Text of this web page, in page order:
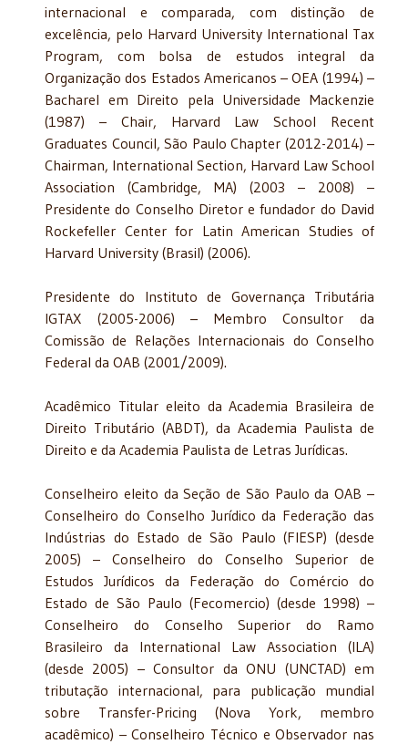
internacional e comparada, com distinção de
excelência, pelo Harvard University International Tax
Program, com bolsa de estudos integral da
Organização dos Estados Americanos – OEA (1994) –
Bacharel em Direito pela Universidade Mackenzie
(1987) – Chair, Harvard Law School Recent
Graduates Council, São Paulo Chapter (2012-2014) –
Chairman, International Section, Harvard Law School
Association (Cambridge, MA) (2003 – 2008) –
Presidente do Conselho Diretor e fundador do David
Rockefeller Center for Latin American Studies of
Harvard University (Brasil) (2006).
Presidente do Instituto de Governança Tributária
IGTAX (2005-2006) – Membro Consultor da
Comissão de Relações Internacionais do Conselho
Federal da OAB (2001/2009).
Acadêmico Titular eleito da Academia Brasileira de
Direito Tributário (ABDT), da Academia Paulista de
Direito e da Academia Paulista de Letras Jurídicas.
Conselheiro eleito da Seção de São Paulo da OAB –
Conselheiro do Conselho Jurídico da Federação das
Indústrias do Estado de São Paulo (FIESP) (desde
2005) – Conselheiro do Conselho Superior de
Estudos Jurídicos da Federação do Comércio do
Estado de São Paulo (Fecomercio) (desde 1998) –
Conselheiro do Conselho Superior do Ramo
Brasileiro da International Law Association (ILA)
(desde 2005) – Consultor da ONU (UNCTAD) em
tributação internacional, para publicação mundial
sobre Transfer-Pricing (Nova York, membro
acadêmico) – Conselheiro Técnico e Observador nas